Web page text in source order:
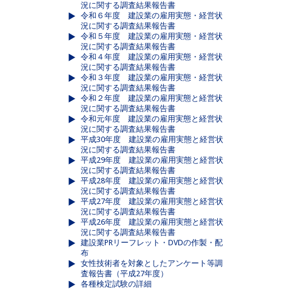
況に関する調査結果報告書
令和６年度 建設業の雇用実態・経営状
況に関する調査結果報告書
令和５年度 建設業の雇用実態・経営状
況に関する調査結果報告書
令和４年度 建設業の雇用実態・経営状
況に関する調査結果報告書
令和３年度 建設業の雇用実態・経営状
況に関する調査結果報告書
令和２年度 建設業の雇用実態と経営状
況に関する調査結果報告書
令和元年度 建設業の雇用実態と経営状
況に関する調査結果報告書
平成30年度 建設業の雇用実態と経営状
況に関する調査結果報告書
平成29年度 建設業の雇用実態と経営状
況に関する調査結果報告書
平成28年度 建設業の雇用実態と経営状
況に関する調査結果報告書
平成27年度 建設業の雇用実態と経営状
況に関する調査結果報告書
平成26年度 建設業の雇用実態と経営状
況に関する調査結果報告書
建設業PRリーフレット・DVDの作製・配
布
女性技術者を対象としたアンケート等調
査報告書（平成27年度）
各種検定試験の詳細